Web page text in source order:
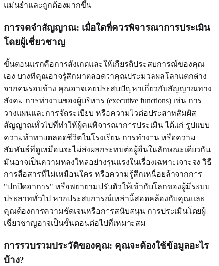
แม่นยำและถูกต้องมากขึ้น
การจดจำสัญญาณ: เมื่อใดที่ควรพิจารณาการประเมิน
โดยผู้เชี่ยวชาญ
ขั้นตอนแรกคือการสังเกตและให้เกียรติประสบการณ์ของคุณ
เอง บางทีคุณอาจรู้สึกมาตลอดว่าคุณประมวลผลโลกแตกต่าง
จากคนรอบข้าง คุณอาจเคยประสบปัญหาเกี่ยวกับสัญญาณทาง
สังคม การทำงานของผู้บริหาร (executive functions) เช่น การ
วางแผนและการจัดระเบียบ หรือความไวต่อประสาทสัมผัส
สัญญาณทั่วไปที่ทำให้ผู้คนพิจารณาการประเมิน ได้แก่ รูปแบบ
ความท้าทายตลอดชีวิตในโรงเรียน การทำงาน หรือความ
สัมพันธ์ที่ดูเหมือนจะไม่ส่งผลกระทบต่อผู้อื่นในลักษณะเดียวกัน
มันอาจเป็นความหลงใหลอย่างรุนแรงในเรื่องเฉพาะเจาะจง วิธี
การสื่อสารที่ไม่เหมือนใคร หรือความรู้สึกเหนื่อยล้าจากการ
"ปกปิดอาการ" หรือพยายามปรับตัวให้เข้ากับโลกของผู้มีระบบ
ประสาททั่วไป หากประสบการณ์เหล่านี้สอดคล้องกับคุณและ
คุณต้องการความชัดเจนหรือการสนับสนุน การประเมินโดยผู้
เชี่ยวชาญอาจเป็นขั้นตอนต่อไปที่เหมาะสม
การรวบรวมประวัติของคุณ: คุณจะต้องใช้ข้อมูลอะไร
บ้าง?